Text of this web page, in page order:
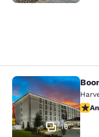
Boomtown
16